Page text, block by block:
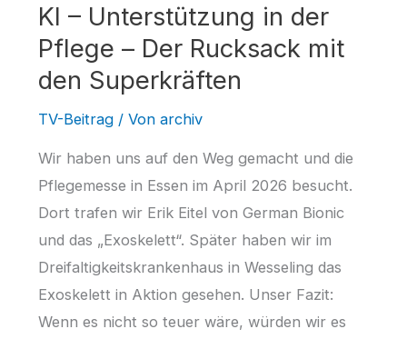
KI – Unterstützung in der
Pflege – Der Rucksack mit
den Superkräften
TV-Beitrag/ Von archiv
Wir haben uns auf den Weg gemacht und die
Pflegemesse in Essen im April 2026 besucht.
Dort trafen wir Erik Eitel von German Bionic
und das „Exoskelett“. Später haben wir im
Dreifaltigkeitskrankenhaus in Wesseling das
Exoskelett in Aktion gesehen. Unser Fazit:
Wenn es nicht so teuer wäre, würden wir es